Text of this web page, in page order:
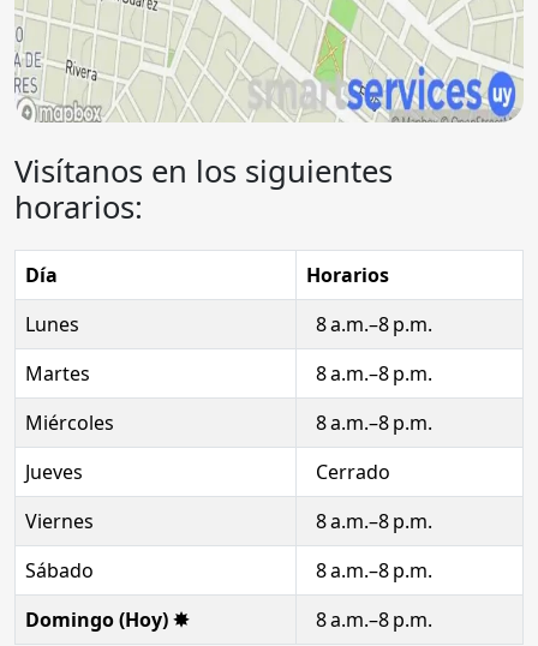
Visítanos en los siguientes
horarios:
Día
Horarios
Lunes
8 a.m.–8 p.m.
Martes
8 a.m.–8 p.m.
Miércoles
8 a.m.–8 p.m.
Jueves
Cerrado
Viernes
8 a.m.–8 p.m.
Sábado
8 a.m.–8 p.m.
Domingo (Hoy) ✸
8 a.m.–8 p.m.